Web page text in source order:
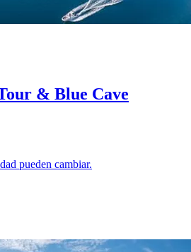
& Blue Cave
pueden cambiar.